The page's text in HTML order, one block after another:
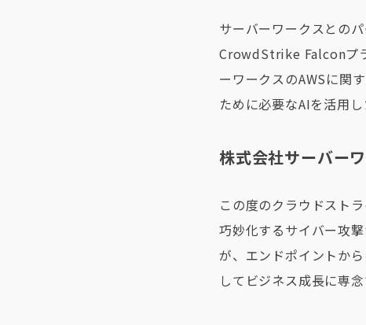
サーバーワークスとの
CrowdStrike Falconプ
ーワークスのAWSに関
ために必要なAIを活用
株式会社サーバー
この度のクラウドスト
巧妙化するサイバー攻
が、エンドポイントか
してビジネス成長に専